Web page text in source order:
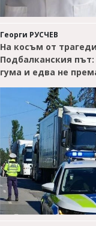
Георги РУСЧЕВ
На косъм от
Подбалканския
гума и едва не